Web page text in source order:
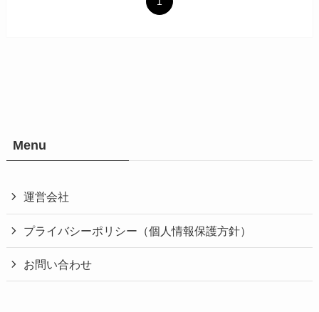
Menu
運営会社
プライバシーポリシー（個人情報保護方針）
お問い合わせ